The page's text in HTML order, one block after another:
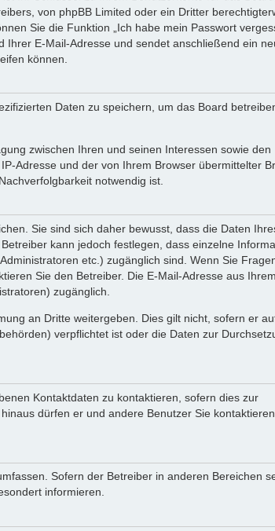
von phpBB Limited oder ein Dritter
Sie die Funktion „Ich habe mein Passwort
E-Mail-Adresse und sendet anschließend ein
können.
Daten zu speichern, um das Board
zwischen Ihren und seinen Interessen sowie den
Adresse und der von Ihrem Browser übermittelter
notwendig ist.
Sie sind sich daher bewusst, dass die Daten
kann jedoch festlegen, dass einzelne
etc.) zugänglich sind. Wenn Sie
Sie den Betreiber. Die E-Mail-Adresse aus
zugänglich.
an Dritte weitergeben. Dies gilt nicht, sofern er
verpflichtet ist oder die Daten zur
Kontaktdaten zu kontaktieren, sofern dies zur
dürfen er und andere Benutzer Sie
Sofern der Betreiber in anderen Bereichen
informieren.